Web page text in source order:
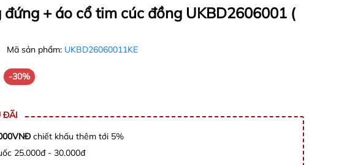
đứng + áo cổ tim cúc đồng UKBD2606001 (
Mã sản phẩm: UKBD26060011KE
-30%
ĐÃI
chiết khấu thêm tới 5%
25.000đ - 30.000đ